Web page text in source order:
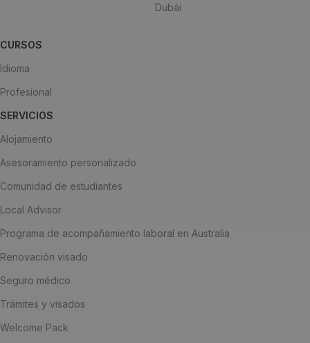
Dubái
CURSOS
Idioma
Profesional
SERVICIOS
Alojamiento
Asesoramiento personalizado
Comunidad de estudiantes
Local Advisor
Programa de acompañamiento laboral en Australia
Renovación visado
Seguro médico
Trámites y visados
Welcome Pack